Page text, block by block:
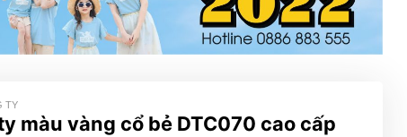
TY
màu vàng cổ bẻ DTC070 cao cấp